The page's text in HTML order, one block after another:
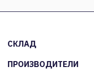
СКЛАД
ПРОИЗВОДИТЕЛИ